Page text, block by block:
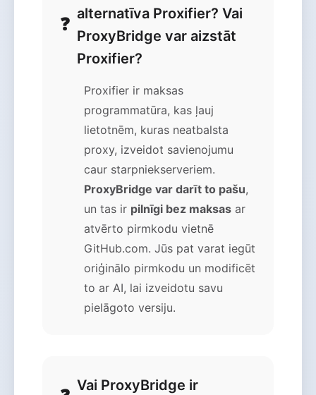
alternatīva Proxifier? Vai
ProxyBridge var aizstāt
Proxifier?
Proxifier ir maksas
programmatūra, kas ļauj
lietotnēm, kuras neatbalsta
proxy, izveidot savienojumu
caur starpniekserveriem.
ProxyBridge var darīt to pašu,
un tas ir pilnīgi bez maksas ar
atvērto pirmkodu vietnē
GitHub.com. Jūs pat varat iegūt
oriģinālo pirmkodu un modificēt
to ar AI, lai izveidotu savu
pielāgoto versiju.
Vai ProxyBridge ir